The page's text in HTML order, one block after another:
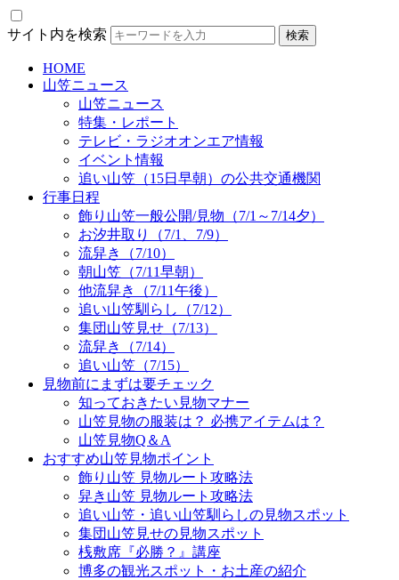
サイト内を検索
HOME
山笠ニュース
山笠ニュース
特集・レポート
テレビ・ラジオオンエア情報
イベント情報
追い山笠（15日早朝）の公共交通機関
行事日程
飾り山笠一般公開/見物（7/1～7/14夕）
お汐井取り（7/1、7/9）
流舁き（7/10）
朝山笠（7/11早朝）
他流舁き（7/11午後）
追い山笠馴らし（7/12）
集団山笠見せ（7/13）
流舁き（7/14）
追い山笠（7/15）
見物前にまずは要チェック
知っておきたい見物マナー
山笠見物の服装は？ 必携アイテムは？
山笠見物Q＆A
おすすめ山笠見物ポイント
飾り山笠 見物ルート攻略法
舁き山笠 見物ルート攻略法
追い山笠・追い山笠馴らしの見物スポット
集団山笠見せの見物スポット
桟敷席『必勝？』講座
博多の観光スポット・お土産の紹介